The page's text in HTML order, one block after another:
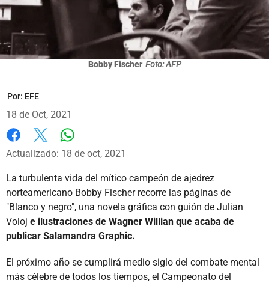
Bobby Fischer Foto: AFP
Por: EFE
18 de Oct, 2021
Facebook
X
Actualizado: 18 de oct, 2021
La turbulenta vida del mítico campeón de ajedrez
norteamericano Bobby Fischer recorre las páginas de
"Blanco y negro", una novela gráfica con guión de Julian
Voloj e ilustraciones de Wagner Willian que acaba de
publicar Salamandra Graphic.
El próximo año se cumplirá medio siglo del combate mental
más célebre de todos los tiempos, el Campeonato del